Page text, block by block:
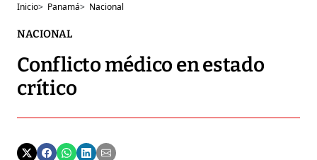
Inicio> Panamá> Nacional
NACIONAL
Conflicto médico en estado
crítico